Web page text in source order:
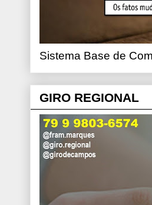
Sistema Base de
GIRO REGIONAL